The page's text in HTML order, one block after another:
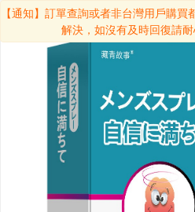
【通知】訂單查詢或者非台灣用戶購
解決，如沒有及時回復請